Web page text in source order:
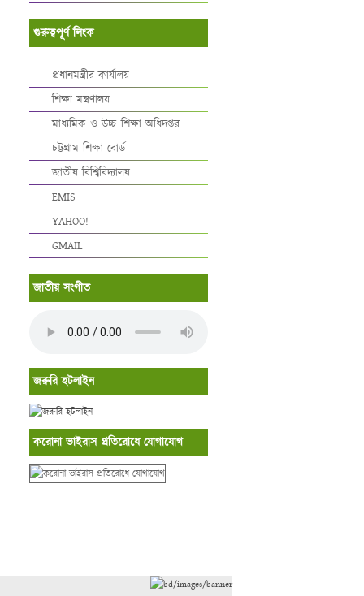
গুরুত্বপূর্ণ লিংক
প্রধানমন্ত্রীর কার্যালয়
শিক্ষা মন্ত্রণালয়
মাধ্যমিক ও উচ্চ শিক্ষা অধিদপ্তর
চট্টগ্রাম শিক্ষা বোর্ড
জাতীয় বিশ্বিবিদ্যালয়
EMIS
YAHOO!
GMAIL
জাতীয় সংগীত
জরুরি হটলাইন
করোনা ভাইরাস প্রতিরোধে যোগাযোগ